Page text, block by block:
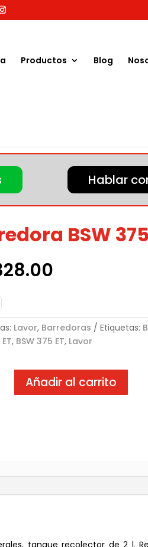
Productos Blog
Hablar
BSW
Lavor, Barredoras Etiquetas:
, BSW 375 ET, Lavor
Añadir al carrito